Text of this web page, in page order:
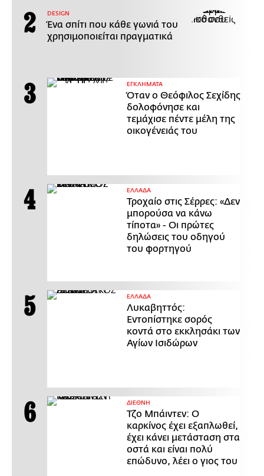
DESIGN
Ένα σπίτι που κάθε γωνιά του
χρησιμοποιείται πραγματικά
ΕΓΚΛΗΜΑΤΑ
Όταν ο Θεόφιλος Σεχίδης
δολοφόνησε και
τεμάχισε πέντε μέλη της
οικογένειάς του
ΕΛΛΑΔΑ
Τροχαίο στις Σέρρες: «Δεν
μπορούσα να κάνω
τίποτα» - Οι πρώτες
δηλώσεις του οδηγού
του φορτηγού
ΕΛΛΑΔΑ
Λυκαβηττός:
Εντοπίστηκε σορός
κοντά στο εκκλησάκι των
Αγίων Ισιδώρων
ΔΙΕΘΝΗ
Τζο Μπάιντεν: Ο
καρκίνος έχει εξαπλωθεί,
έχει κάνει μετάσταση στα
οστά και είναι πολύ
επώδυνο, λέει ο γιος του